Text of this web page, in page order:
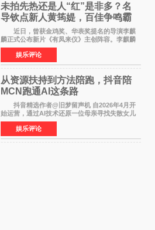
未拍先热还是人“红”是非多？名
导钦点新人黄筠媞，百佳争鸣霸
气回应
近日，曾获金鸡奖、华表奖提名的导演李麒
麟正式公布新片《有凤来仪》主创阵容。李麒麟
早年凭电影《华容道》获得金鸡奖、华表奖提
名，此后长期参与国内外电影制作，其担任制片
人参与的作品亦曾
娱乐评论
从资源扶持到方法陪跑，抖音陪
MCN跑通AI这条路
抖音精选作者@旧梦留声机 自2026年4月开
始运营，通过AI技术还原一位母亲寻找失散女儿
的故事，凭借强情感表达获得大量用户关注，发
布仅21小时便获得超1亿曝光、超1000万互动。
此后，账号持续沿
娱乐评论